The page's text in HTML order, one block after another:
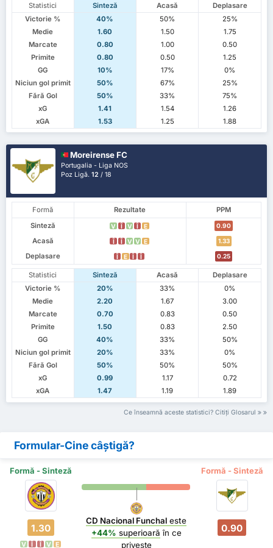
Statistici Sinteză Acasă
Deplasare
Victorie %
40% 50%
25%
Medie
1.60 1.50
1.75
Marcate
0.80 1.00
0.50
Primite
0.80 0.50
1.25
GG
10% 17%
0%
Niciun gol primit
50% 67%
25%
Fără Gol
50% 33%
75%
xG
1.41 1.54
1.26
xGA
1.53 1.25 1.88
Moreirense FC
Portugalia - Liga NOS
Poz Ligă.12 / 18
Formă Rezultate
PPM
Sinteză
V Î V Î E 0.90
Acasă Î Î V V E 1.33
Deplasare Î E Î Î 0.25
Statistici Sinteză Acasă
Deplasare
Victorie %
20% 33%
0%
Medie
2.20 1.67
3.00
Marcate
0.70 0.83
0.50
Primite
1.50 0.83
2.50
GG
40% 33%
50%
Niciun gol primit
20% 33%
0%
Fără Gol
50% 50%
50%
xG
0.99 1.17
0.72
xGA
1.47 1.19 1.89
Ce înseamnă aceste statistici? Citiți Glosarul
Formular-Cine câștigă?
Formă - Sinteză Formă - Sinteză
1.30
V Î Î V E
CD Nacional Funchal este
+44% superioară în ce
privește
0.90